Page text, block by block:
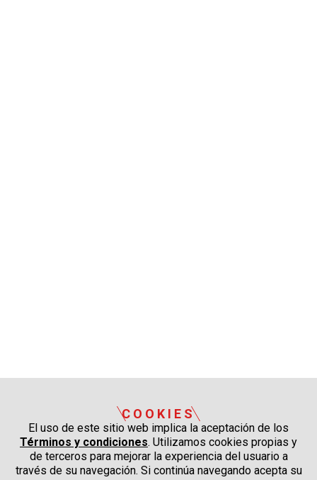
COOKIES
El uso de este sitio web implica la aceptación de los
Términos y condiciones. Utilizamos cookies propias y
de terceros para mejorar la experiencia del usuario a
través de su navegación. Si continúa navegando acepta su